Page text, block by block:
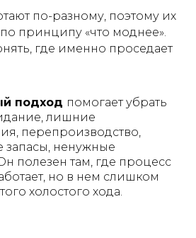
по-разному, поэтому их
принципу «что моднее».
где именно проседает
подход помогает убрать
лишние
перепроизводство,
запасы, ненужные
полезен там, где процесс
но в нем слишком
холостого хода.